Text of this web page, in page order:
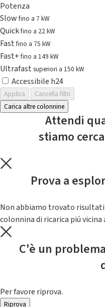
Potenza
Slowfino a 7 kW
Quickfino a 22 kW
Fastfino a 75 kW
Fast+fino a 149 kW
Ultrafast superiori a 150 kW
Accessibile h24
Applica
Cancella filtri
Carica altre colonnine
Attendi
stiamo
Prova a
Non abbiamo trovato risultati
colonnina di ricarica piú
C'è un
Per favore riprova.
Riprova